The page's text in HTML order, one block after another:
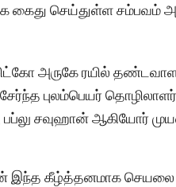
கைது செய்துள்ள சம்பவம்
அருகே ரயில்
சேர்ந்த புலம்பெயர்
சவுஹான் ஆகியோர்
இந்த கீழ்த்தனமாக செயலை